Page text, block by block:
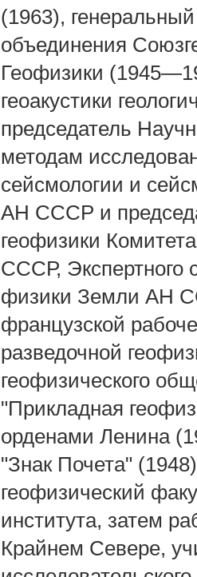
(1963),
объединения
Геофизики
геоакустики
председатель
методам
сейсмологии и
АН СССР и
геофизики
СССР, Экспертного
физики Земли АН
французской
разведочной
геофизического
"Прикладная
орденами Ленина
"Знак Почета"
геофизический
института, затем
Крайнем Севере,